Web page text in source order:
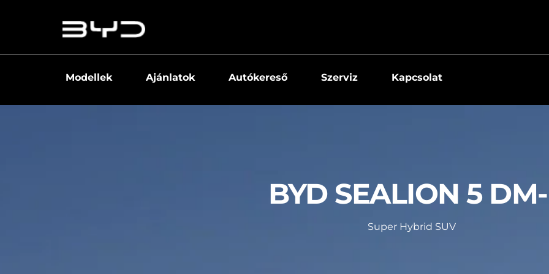
Modellek Ajánlatok Autókereső Szerviz Kapcsolat
BYD SEALION 5
Super Hybrid SUV